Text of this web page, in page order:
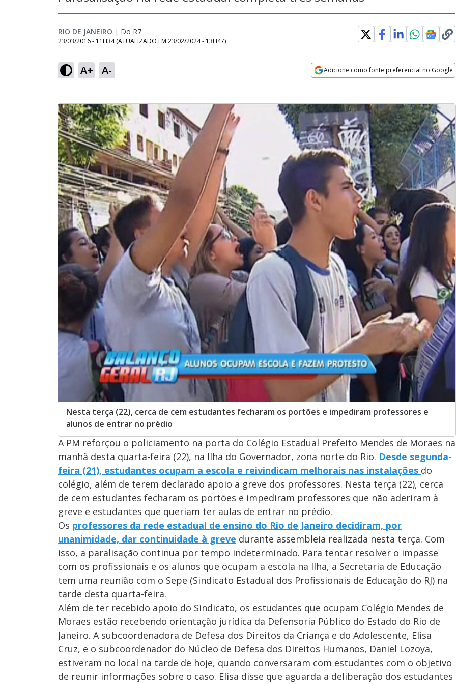
RIO DE JANEIRO | Do R7
23/03/2016 - 11H34 (ATUALIZADO EM 23/02/2024 - 13H47)
A+ A- Adicione como fonte preferencial no Google
Nesta terça (22), cerca de cem estudantes fecharam os portões e impediram professores e
alunos de entrar no prédio
A PM reforçou o policiamento na porta do Colégio Estadual Prefeito Mendes de Moraes na
manhã desta quarta-feira (22), na Ilha do Governador, zona norte do Rio. Desde segunda-
feira (21), estudantes ocupam a escola e reivindicam melhorais nas instalações do
colégio, além de terem declarado apoio a greve dos professores. Nesta terça (22), cerca
de cem estudantes fecharam os portões e impediram professores que não aderiram à
greve e estudantes que queriam ter aulas de entrar no prédio.
Os professores da rede estadual de ensino do Rio de Janeiro decidiram, por
unanimidade, dar continuidade à greve durante assembleia realizada nesta terça. Com
isso, a paralisação continua por tempo indeterminado. Para tentar resolver o impasse
com os profissionais e os alunos que ocupam a escola na Ilha, a Secretaria de Educação
tem uma reunião com o Sepe (Sindicato Estadual dos Profissionais de Educação do RJ) na
tarde desta quarta-feira.
Além de ter recebido apoio do Sindicato, os estudantes que ocupam Colégio Mendes de
Moraes estão recebendo orientação jurídica da Defensoria Público do Estado do Rio de
Janeiro. A subcoordenadora de Defesa dos Direitos da Criança e do Adolescente, Elisa
Cruz, e o subcoordenador do Núcleo de Defesa dos Direitos Humanos, Daniel Lozoya,
estiveram no local na tarde de hoje, quando conversaram com estudantes com o objetivo
de reunir informações sobre o caso. Elisa disse que aguarda a deliberação dos estudantes